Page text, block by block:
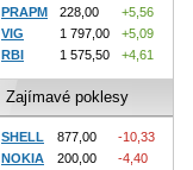
PRAPM
228,00
+5,56
VIG
1 797,00
+5,09
RBI
1 575,50 +4,61
Zajímavé poklesy
SHELL 877,00
-10,33
NOKIA
200,00
-4,40